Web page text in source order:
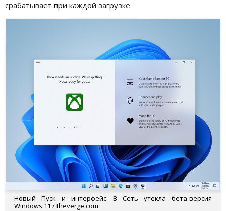
срабатывает при каждой загрузке.
Новый Пуск и интерфейс: В Сеть утекла бета-версия
Windows 11 / theverge.com